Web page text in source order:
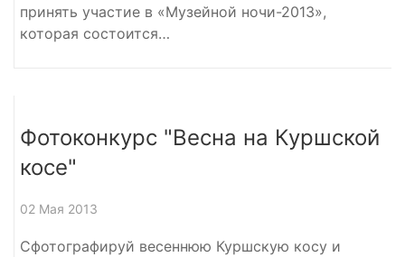
принять участие в «Музейной ночи-2013»,
которая состоится…
Фотоконкурс "Весна на Куршской
косе"
02 Мая 2013
Сфотографируй весеннюю Куршскую косу и